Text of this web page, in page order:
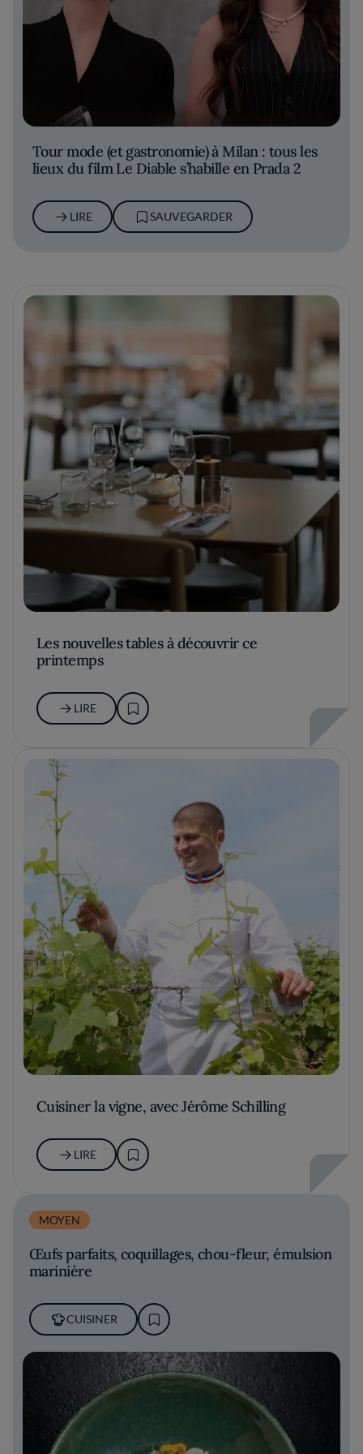
Tour mode (et gastronomie) à Milan : tous les
lieux du film Le Diable s’habille en Prada 2
LIRE SAUVEGARDER
Les nouvelles tables à découvrir ce
printemps
LIRE
Cuisiner la vigne, avec Jérôme Schilling
LIRE
MOYEN
Œufs parfaits, coquillages, chou-fleur, émulsion
marinière
CUISINER